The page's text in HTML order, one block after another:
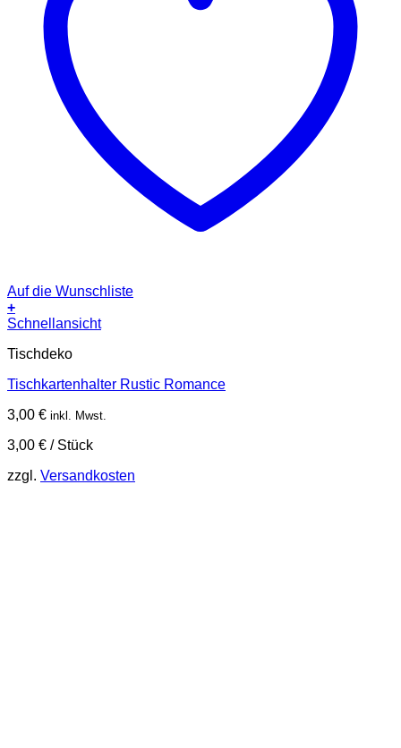
Auf die Wunschliste
+
Schnellansicht
Tischdeko
Tischkartenhalter Rustic Romance
3,00 € inkl. Mwst.
3,00 € / Stück
zzgl. Versandkosten